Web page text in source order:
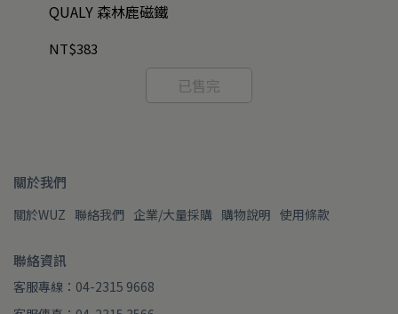
QUALY 森林鹿磁鐵
NT$383
已售完
關於我們
關於WUZ 聯絡我們 企業/大量採購 購物說明 使用條款
聯絡資訊
客服專線：04-2315 9668